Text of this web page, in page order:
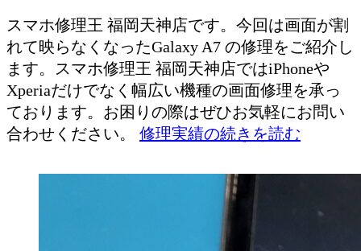
スマホ修理王 福岡天神店です。今回は画面が割
れて映らなくなったGalaxy A7 の修理をご紹介し
ます。スマホ修理王 福岡天神店ではiPhoneや
Xperiaだけでなく幅広い機種の画面修理を承っ
ております。お困りの際はぜひお気軽にお問い
合わせください。 修理実績の続きを読む